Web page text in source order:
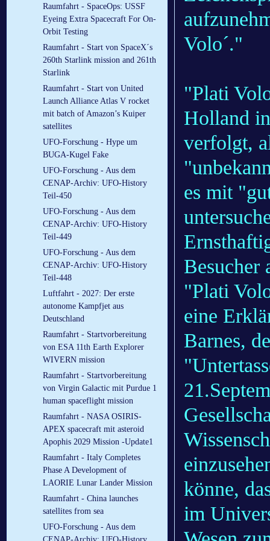
Raumfahrt - SpaceOps: USSF
Eyeing Extra Spacecraft For On-
Orbit Testing
Raumfahrt - Start von SpaceX´s
260th Starlink mission and 261th
Starlink
Raumfahrt - Start von United
Launch Alliance Atlas V rocket
mit batch of Amazon’s Kuiper
satellites
UFO-Forschung - Hype um
BUGA-Kugel Fake
UFO-Forschung - Aus dem
CENAP-Archiv: UFO-History
Teil-450
UFO-Forschung - Aus dem
CENAP-Archiv: UFO-History
Teil-449
UFO-Forschung - Aus dem
CENAP-Archiv: UFO-History
Teil-448
Luftfahrt - 2027: Der erste
autonome Kampfjet aus
Deutschland
Raumfahrt - Startvorbereitung
von ESA 11th Earth Explorer
WIVERN mission
Raumfahrt - Startvorbereitung
von Virgin Galactic mit Purdue 1
human spaceflight mission
Raumfahrt - NASA OSIRIS-
APEX spacecraft mit asteroid
Apophis 2029 Mission -Update1
Raumfahrt - Italy Completes
Phase A Development of
LAORIE Lunar Lander Mission
Raumfahrt - China launches
satellites from sea
UFO-Forschung - Aus dem
Volo´."
"Plati
Holland
verfolgt,
es mit
Besucher
"Plati
eine
Barnes,
könne,
im